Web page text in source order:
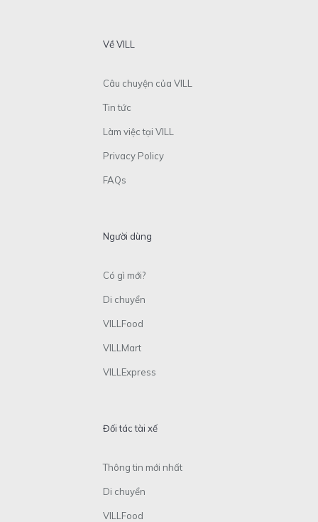
Về VILL
Câu chuyện của VILL
Tin tức
Làm việc tại VILL
Privacy Policy
FAQs
Người dùng
Có gì mới?
Di chuyển
VILLFood
VILLMart
VILLExpress
Đối tác tài xế
Thông tin mới nhất
Di chuyển
VILLFood